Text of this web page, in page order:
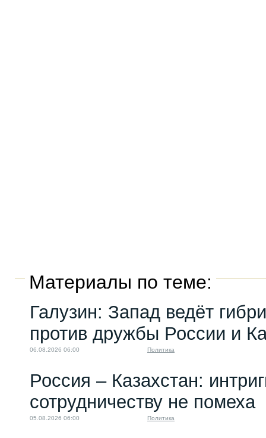
Материалы по теме:
Галузин: Запад ведёт
против дружбы России и
06.08.2026 06:00 Политика
Россия – Казахстан:
сотрудничеству не помеха
05.08.2026 06:00 Политика